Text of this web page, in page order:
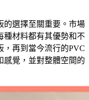
的選擇至關重要。市場
種材料都有其優勢和不
，再到當今流行的PVC
感覺，並對整體空間的